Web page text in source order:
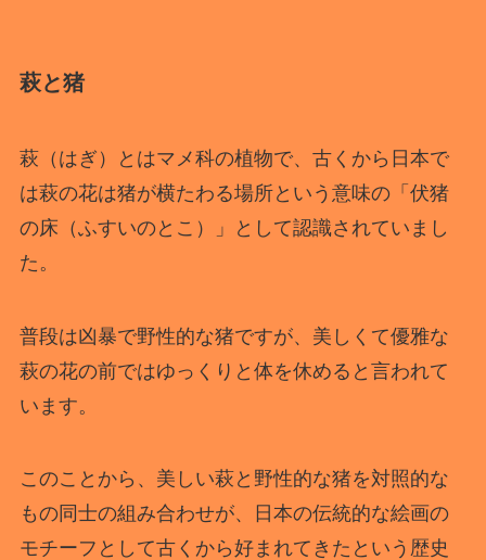
萩と猪
萩（はぎ）とはマメ科の植物で、古くから日本で
は萩の花は猪が横たわる場所という意味の「伏猪
の床（ふすいのとこ）」として認識されていまし
た。
普段は凶暴で野性的な猪ですが、美しくて優雅な
萩の花の前ではゆっくりと体を休めると言われて
います。
このことから、美しい萩と野性的な猪を対照的な
もの同士の組み合わせが、日本の伝統的な絵画の
モチーフとして古くから好まれてきたという歴史